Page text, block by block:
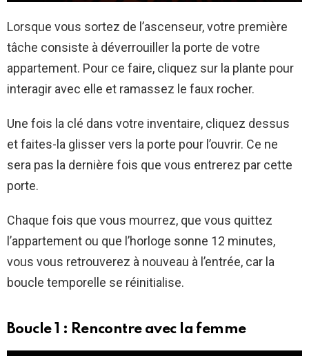
Lorsque vous sortez de l’ascenseur, votre première
tâche consiste à déverrouiller la porte de votre
appartement. Pour ce faire, cliquez sur la plante pour
interagir avec elle et ramassez le faux rocher.
Une fois la clé dans votre inventaire, cliquez dessus
et faites-la glisser vers la porte pour l’ouvrir. Ce ne
sera pas la dernière fois que vous entrerez par cette
porte.
Chaque fois que vous mourrez, que vous quittez
l’appartement ou que l’horloge sonne 12 minutes,
vous vous retrouverez à nouveau à l’entrée, car la
boucle temporelle se réinitialise.
Boucle 1 : Rencontre avec la femme